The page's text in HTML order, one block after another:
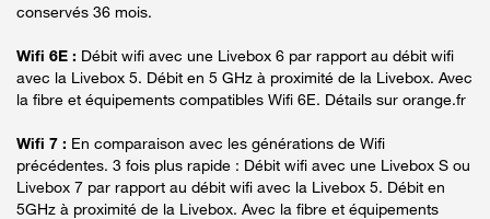
conservés 36 mois.
Wifi 6E : Débit wifi avec une Livebox 6 par rapport au débit wifi
avec la Livebox 5. Débit en 5 GHz à proximité de la Livebox. Avec
la fibre et équipements compatibles Wifi 6E. Détails sur orange.fr
Wifi 7 : En comparaison avec les générations de Wifi
précédentes. 3 fois plus rapide : Débit wifi avec une Livebox S ou
Livebox 7 par rapport au débit wifi avec la Livebox 5. Débit en
5GHz à proximité de la Livebox. Avec la fibre et équipements